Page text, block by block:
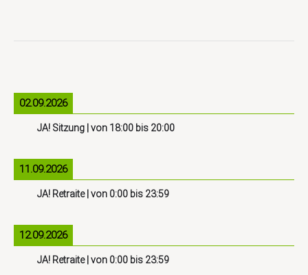
02.09.2026
JA! Sitzung | von 18:00 bis 20:00
11.09.2026
JA! Retraite| von 0:00 bis 23:59
12.09.2026
JA! Retraite| von 0:00 bis 23:59